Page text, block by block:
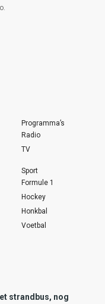
Programma’s
Radio
TV
Sport
Formule 1
Hockey
Honkbal
Voetbal
strandbus, nog